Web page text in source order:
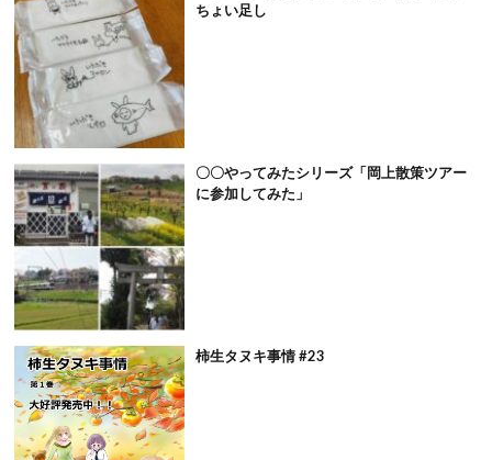
ちょい足し
〇〇やってみたシリーズ「岡上散策ツアー
に参加してみた」
柿生タヌキ事情 #23